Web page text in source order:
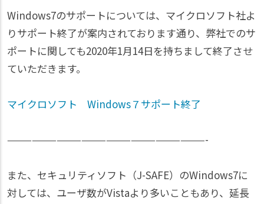
Windows7のサポートについては、マイクロソフト社よ
りサポート終了が案内されております通り、弊社でのサ
ポートに関しても2020年1月14日を持ちまして終了させ
ていただきます。
マイクロソフト Windows７サポート終了
————————————————————————-
また、セキュリティソフト（J-SAFE）のWindows7に
対しては、ユーザ数がVistaより多いこともあり、延長